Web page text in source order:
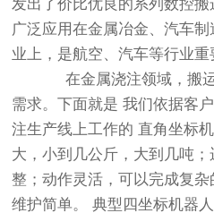
发出了价比优良的系列数控搬
广泛应用在金属冶金、汽车
业上，是航空、汽车等行业
在金属浇注领域，搬运
需求。下面就是 我们依据客
注生产线上工作的 直角坐标
大，小到几公斤，大到几吨
整；动作灵活，可以完成复杂
维护简单。 典型四坐标